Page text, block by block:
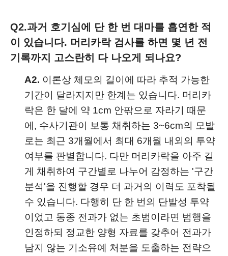
Q2.과거 호기심에 단 한 번 대마를 흡연한 적
이 있습니다. 머리카락 검사를 하면 몇 년 전
기록까지 고스란히 다 나오게 되나요?
A2. 이론상 체모의 길이에 따라 추적 가능한
기간이 달라지지만 한계는 있습니다. 머리카
락은 한 달에 약 1cm 안팎으로 자라기 때문
에, 수사기관이 보통 채취하는 3~6cm의 모발
로는 최근 3개월에서 최대 6개월 내외의 투약
여부를 판별합니다. 다만 머리카락을 아주 길
게 채취하여 구간별로 나누어 감정하는 '구간
분석'을 진행할 경우 더 과거의 이력도 포착될
수 있습니다. 다행히 단 한 번의 단발성 투약
이었고 동종 전과가 없는 초범이라면 범행을
인정하되 정교한 양형 자료를 갖추어 전과가
남지 않는 기소유예 처분을 도출하는 전략으